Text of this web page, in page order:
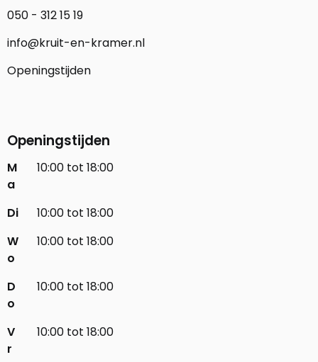
050 - 312 15 19
info@kruit-en-kramer.nl
Openingstijden
Openingstijden
M
a
10:00 tot 18:00
Di
10:00 tot 18:00
W
o
10:00 tot 18:00
D
o
10:00 tot 18:00
V
r
10:00 tot 18:00